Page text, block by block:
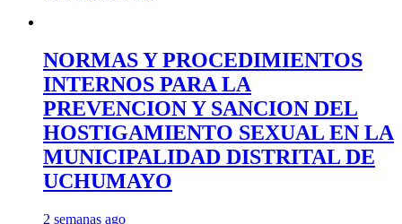
NORMAS Y PROCEDIMIENTOS
INTERNOS PARA LA
PREVENCION Y SANCION DEL
HOSTIGAMIENTO SEXUAL EN LA
MUNICIPALIDAD DISTRITAL DE
UCHUMAYO
2 semanas ago